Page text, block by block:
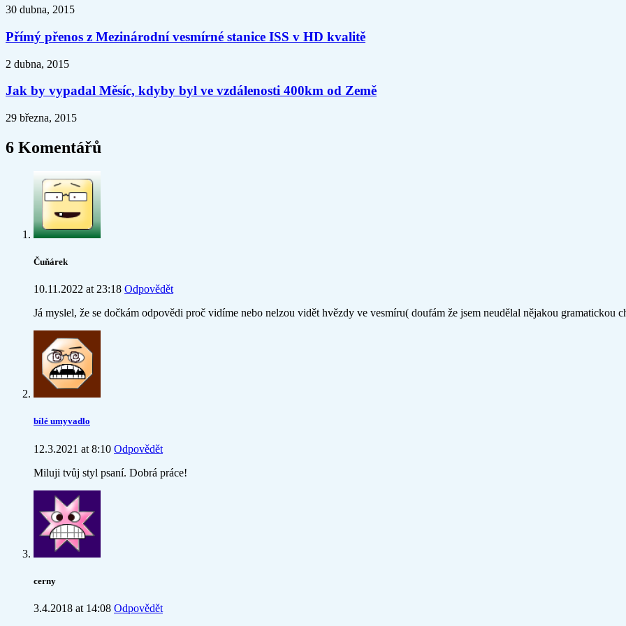
30 dubna, 2015
Přímý přenos z Mezinárodní vesmírné stanice ISS v HD kvalitě
2 dubna, 2015
Jak by vypadal Měsíc, kdyby byl ve vzdálenosti 400km od Země
29 března, 2015
6 Komentářů
Čuňárek
10.11.2022 at 23:18 Odpovědět
Já myslel, že se dočkám odpovědi proč vidíme nebo nelzou vidět hvězdy ve vesmíru( doufám že jsem neudělal nějakou gramatickou
bílé umyvadlo
12.3.2021 at 8:10 Odpovědět
Miluji tvůj styl psaní. Dobrá práce!
cerny
3.4.2018 at 14:08 Odpovědět